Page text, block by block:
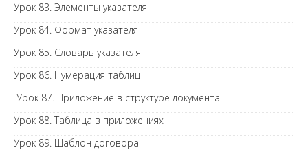
Урок 83. Элементы указателя
Урок 84. Формат указателя
Урок 85. Словарь указателя
Урок 86. Нумерация таблиц
Урок 87. Приложение в структуре документа
Урок 88. Таблица в приложениях
Урок 89. Шаблон договора